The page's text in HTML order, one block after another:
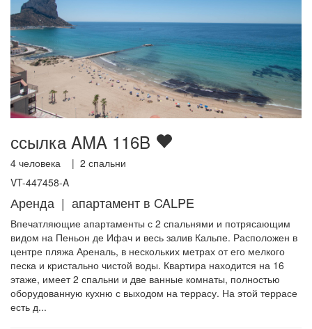
ссылка AMA 116B
4 человека | 2 спальни
VT-447458-A
Аренда | апартамент в CALPE
Впечатляющие апартаменты с 2 спальнями и потрясающим
видом на Пеньон де Ифач и весь залив Кальпе. Расположен в
центре пляжа Ареналь, в нескольких метрах от его мелкого
песка и кристально чистой воды. Квартира находится на 16
этаже, имеет 2 спальни и две ванные комнаты, полностью
оборудованную кухню с выходом на террасу. На этой террасе
есть д...